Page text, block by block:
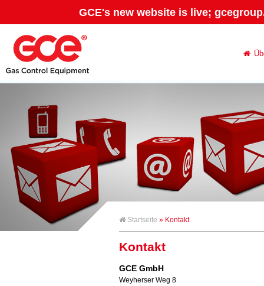
GCE's new website is live;
Startseite » Kontakt
Kontakt
GCE GmbH
Weyherser Weg 8